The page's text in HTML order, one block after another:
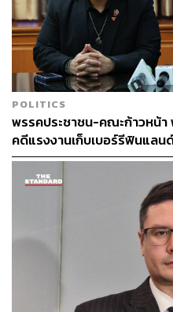
POLITICS
พรรคประชาชน-คณะก้าวหน้
คดีแรงงานเก็บเบอร์รีฟินแลน